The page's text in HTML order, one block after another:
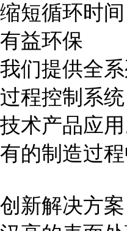
缩短循环时间
有益环保
我们提供全
过程控制系
技术产品应
有的制造过程
创新解决方案